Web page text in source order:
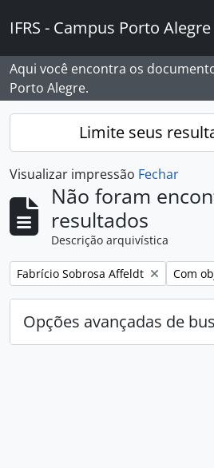
IFRS - Campus Porto Alegre
Aqui você encontra os
Porto Alegre.
Limite seus
Visualizar impressão Fechar
Não foram
resultados
Descrição arquivística
Remover filtro:
Fabrício Sobrosa Affeldt Com
Opções avançadas de